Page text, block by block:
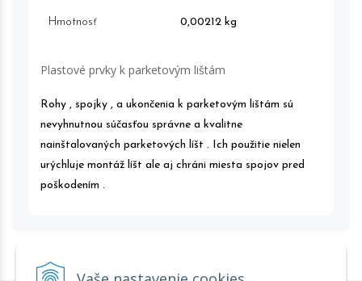
Hmotnosť 0,00212 kg
Plastové prvky k parketovým lištám
Rohy , spojky , a ukončenia k parketovým lištám sú
nevyhnutnou súčasťou správne a kvalitne
nainštalovaných parketových líšt . Ich použitie nielen
urýchluje montáž líšt ale aj chráni miesta spojov pred
poškodením .